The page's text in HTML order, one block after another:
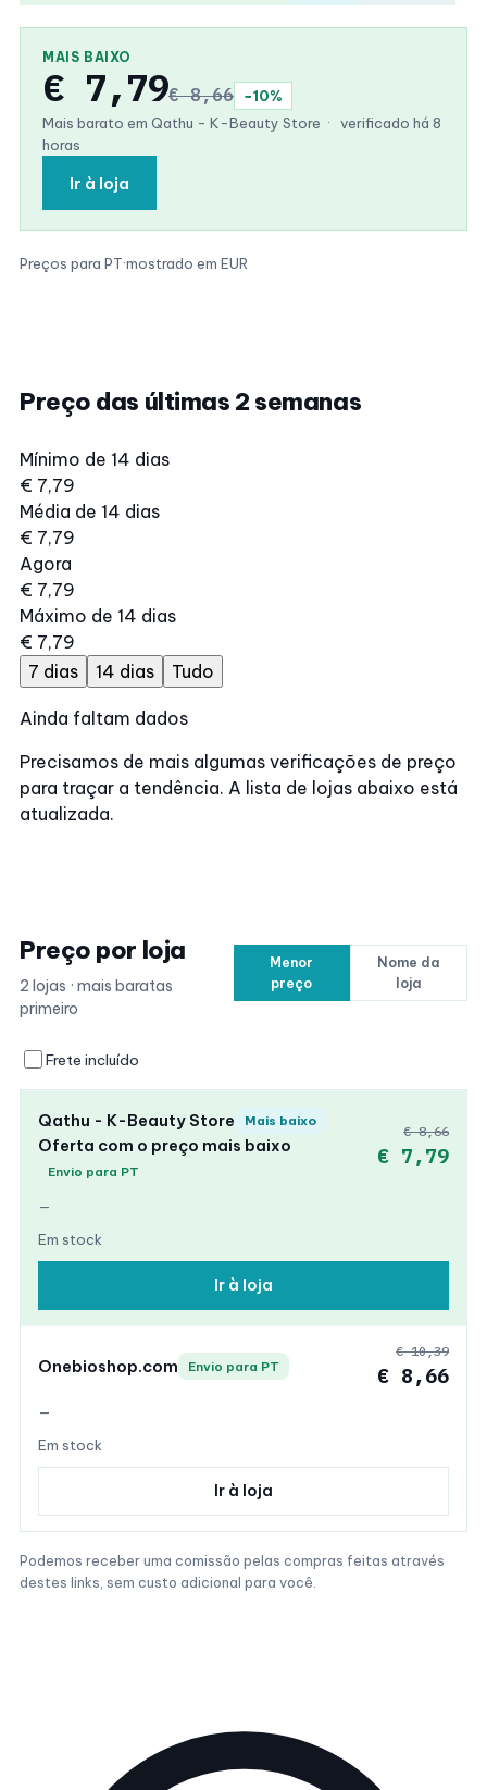
MAIS BAIXO
€ 7,79€ 8,66
−10%
Mais barato em Qathu - K-Beauty Store ·
verificado há 8
horas
Ir à loja
Preços para PT·mostrado em EUR
Preço das últimas 2 semanas
Mínimo de 14 dias
€ 7,79
Média de 14 dias
€ 7,79
Agora
€ 7,79
Máximo de 14 dias
€ 7,79
7 dias
14 dias Tudo
Ainda faltam dados
Precisamos de mais algumas verificações de preço
para traçar a tendência. A lista de lojas abaixo está
atualizada.
Preço por loja
2 lojas · mais baratas
primeiro
Menor
preço
Nome da
loja
Frete incluído
Qathu - K-Beauty Store Mais baixo
Oferta com o preço mais baixo
Envio para PT
—
Em stock
€ 8,66
€ 7,79
Ir à loja
Onebioshop.com Envio para PT
—
Em stock
€ 10,39
€ 8,66
Ir à loja
Podemos receber uma comissão pelas compras feitas através
destes links, sem custo adicional para você.